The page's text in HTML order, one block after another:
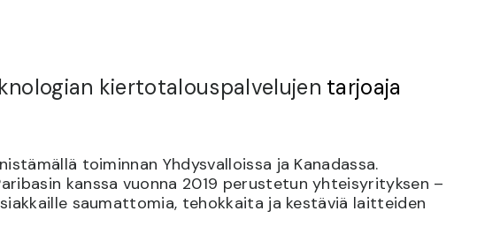
kiertotalouspalvelujen tarjoaja
toiminnan Yhdysvalloissa ja Kanadassa.
kanssa vuonna 2019 perustetun yhteisyrityksen –
saumattomia, tehokkaita ja kestäviä laitteiden